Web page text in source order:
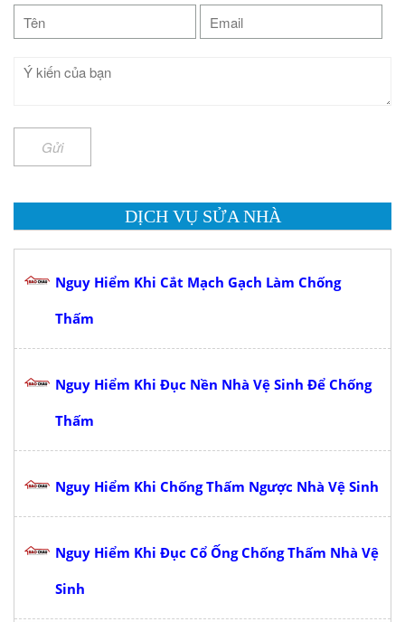
Gửi
DỊCH VỤ SỬA NHÀ
Nguy Hiểm Khi Cắt Mạch Gạch Làm Chống
Thấm
Nguy Hiểm Khi Đục Nền Nhà Vệ Sinh Để Chống
Thấm
Nguy Hiểm Khi Chống Thấm Ngược Nhà Vệ Sinh
Nguy Hiểm Khi Đục Cổ Ống Chống Thấm Nhà Vệ
Sinh